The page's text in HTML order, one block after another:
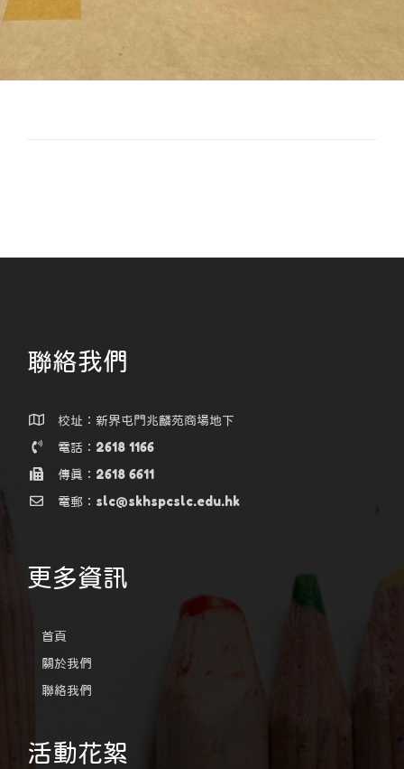
聯絡我們
校址：新界屯門兆麟苑商場地下
電話：2618 1166
傳真：2618 6611
電郵：slc@skhspcslc.edu.hk
更多資訊
首頁
關於我們
聯絡我們
活動花絮